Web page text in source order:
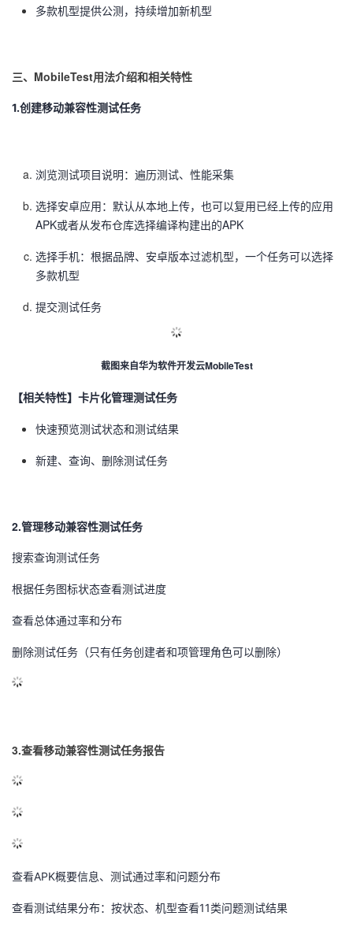
多款机型提供公测，持续增加新机型
三、 MobileTest用法介绍和相关特性
1.创建移动兼容性测试任务
浏览测试项目说明：遍历测试、性能采集
选择安卓应用：默认从本地上传，也可以复用已经上传的应用
APK或者从发布仓库选择编译构建出的APK
选择手机：根据品牌、安卓版本过滤机型，一个任务可以选择
多款机型
提交测试任务
截图来自华为软件开发云MobileTest
【相关特性】卡片化管理测试任务
快速预览测试状态和测试结果
新建、查询、删除测试任务
2.管理移动兼容性测试任务
搜索查询测试任务
根据任务图标状态查看测试进度
查看总体通过率和分布
删除测试任务（只有任务创建者和项管理角色可以删除）
3.查看移动兼容性测试任务报告
查看APK概要信息、测试通过率和问题分布
查看测试结果分布：按状态、机型查看11类问题测试结果